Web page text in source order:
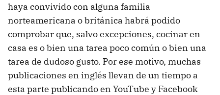
haya convivido con alguna familia
norteamericana o británica habrá podido
comprobar que, salvo excepciones, cocinar en
casa es o bien una tarea poco común o bien una
tarea de dudoso gusto. Por ese motivo, muchas
publicaciones en inglés llevan de un tiempo a
esta parte publicando en YouTube y Facebook